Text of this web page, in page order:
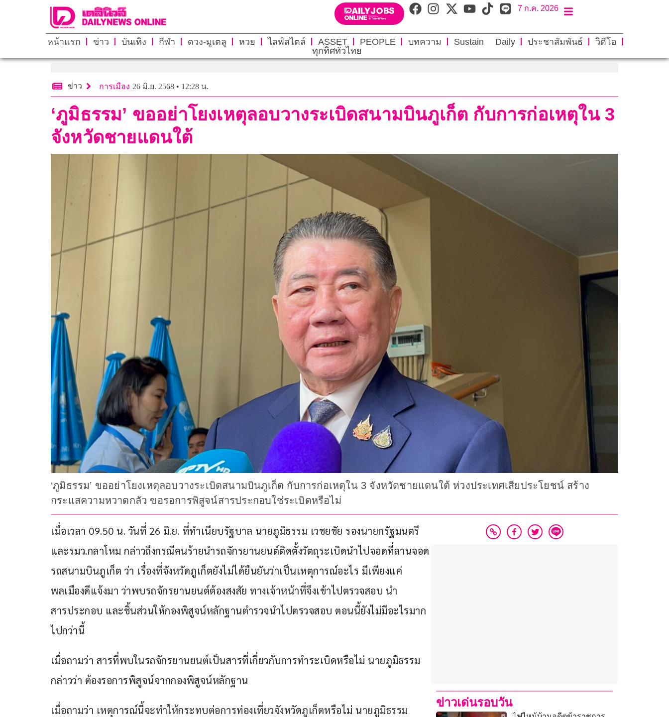
7 ก.ค. 2026
หน้าแรก ข่าว บันเทิง กีฬา ดวง-มูเตลู หวย ไลฟ์สไตล์ ASSET PEOPLE บทความ Sustain Daily ประชาสัมพันธ์
วิดีโอ
ทุกทิศทั่วไทย
ข่าว การเมือง 26 มิ.ย. 2568 • 12:28 น.
‘ภูมิธรรม’ ขออย่าโยงเหตุลอบวางระเบิดสนามบินภูเก็ต กับการก่อเหตุใน 3
จังหวัดชายแดนใต้
‘ภูมิธรรม’ ขออย่าโยงเหตุลอบวางระเบิดสนามบินภูเก็ต กับการก่อเหตุใน 3 จังหวัดชายแดนใต้ ห่วงประเทศเสียประโยชน์ สร้าง
กระแสความหวาดกลัว ขอรอการพิสูจน์สารประกอบใช่ระเบิดหรือไม่
เมื่อเวลา 09.50 น. วันที่ 26 มิ.ย. ที่ทำเนียบรัฐบาล นายภูมิธรรม เวชยชัย รองนายกรัฐมนตรี
และรมว.กลาโหม กล่าวถึงกรณีคนร้ายนำรถจักรยานยนต์ติดตั้งวัตถุระเบิดนำไปจอดที่ลานจอด
รถสนามบินภูเก็ต ว่า เรื่องที่จังหวัดภูเก็ตยังไม่ได้ยืนยันว่าเป็นเหตุการณ์อะไร มีเพียงแค่
พลเมืองดีแจ้งมา ว่าพบรถจักรยานยนต์ต้องสงสัย ทางเจ้าหน้าที่จึงเข้าไปตรวจสอบ นำ
สารประกอบ และชิ้นส่วนให้กองพิสูจน์หลักฐานตำรวจนำไปตรวจสอบ ตอนนี้ยังไม่มีอะไรมาก
ไปกว่านี้
เมื่อถามว่า สารที่พบในรถจักรยานยนต์เป็นสารที่เกี่ยวกับการทำระเบิดหรือไม่ นายภูมิธรรม
กล่าวว่า ต้องรอการพิสูจน์จากกองพิสูจน์หลักฐาน
เมื่อถามว่า เหตุการณ์นี้จะทำให้กระทบต่อการท่องเที่ยวจังหวัดภูเก็ตหรือไม่ นายภูมิธรรม
ข่าวเด่นรอบวัน